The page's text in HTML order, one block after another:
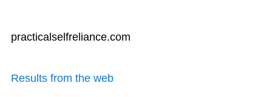
practicalselfreliance.com
Results from the web